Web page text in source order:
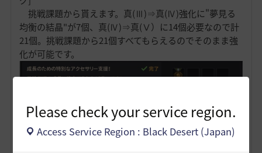
Please check your service region.
Access Service Region : Black Desert (Japan)
挑戦課題から貰えます。真(Ⅲ)⇒真(Ⅳ)強化に"夢見る
均衡の結晶"が7個、真(Ⅳ)⇒真(Ⅴ）に14個必要なので計
21個。挑戦課題から21個すべてもらえるのでそのまま強
化が可能です。